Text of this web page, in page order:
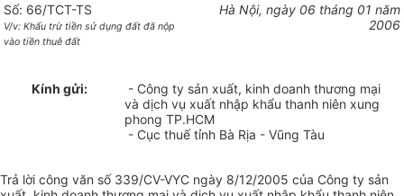
Số: 66/TCT-TS
V/v: Khấu trừ tiền sử dụng đất đã nộp
vào tiền thuê đất
Hà Nội, ngày 06 tháng 01 năm
2006
Kính gửi:
- Công ty sản xuất, kinh doanh thương mại
và dịch vụ xuất nhập khẩu thanh niên xung
phong TP.HCM
- Cục thuế tỉnh Bà Rịa - Vũng Tàu
Trả lời công văn số 339/CV-VYC ngày 8/12/2005 của Công ty sản